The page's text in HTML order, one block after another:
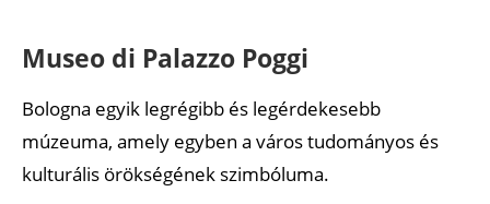
Museo di Palazzo Poggi
Bologna egyik legrégibb és legérdekesebb
múzeuma, amely egyben a város tudományos és
kulturális örökségének szimbóluma.